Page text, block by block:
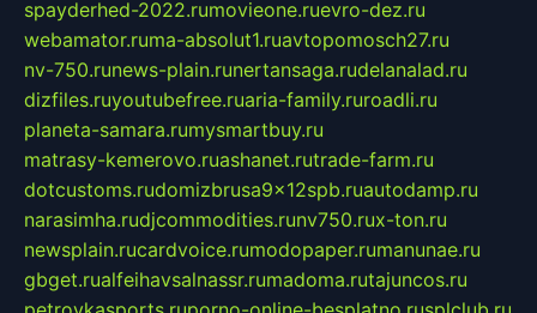
spayderhed-2022.rumovieone.ruevro-dez.ru
webamator.ruma-absolut1.ruavtopomosch27.ru
nv-750.runews-plain.runertansaga.rudelanalad.ru
dizfiles.ruyoutubefree.ruaria-family.ruroadli.ru
planeta-samara.rumysmartbuy.ru
matrasy-kemerovo.ruashanet.rutrade-farm.ru
dotcustoms.rudomizbrusa9x12spb.ruautodamp.ru
narasimha.rudjcommodities.runv750.rux-ton.ru
newsplain.rucardvoice.rumodopaper.rumanunae.ru
gbget.rualfeihavsalnassr.rumadoma.rutajuncos.ru